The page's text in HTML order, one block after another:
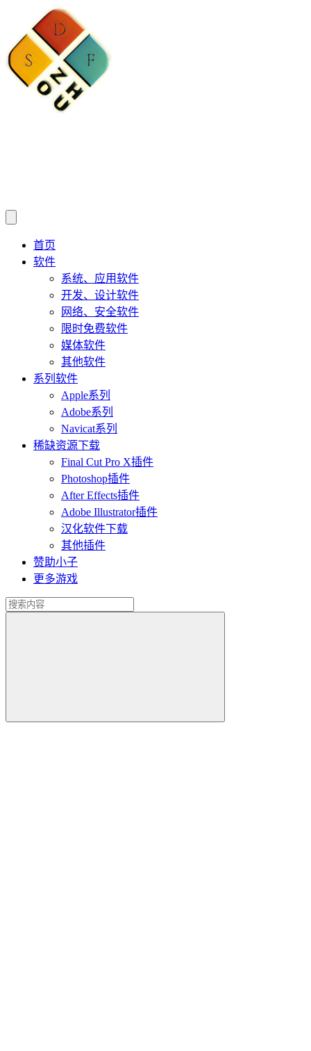
首页
软件
系统、应用软件
开发、设计软件
网络、安全软件
限时免费软件
媒体软件
其他软件
系列软件
Apple系列
Adobe系列
Navicat系列
稀缺资源下载
Final Cut Pro X插件
Photoshop插件
After Effects插件
Adobe Illustrator插件
汉化软件下载
其他插件
赞助小子
更多游戏